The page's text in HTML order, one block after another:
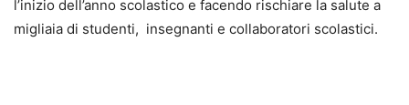
l’inizio dell’anno scolastico e facendo rischiare la salute a
migliaia di studenti, insegnanti e collaboratori scolastici.